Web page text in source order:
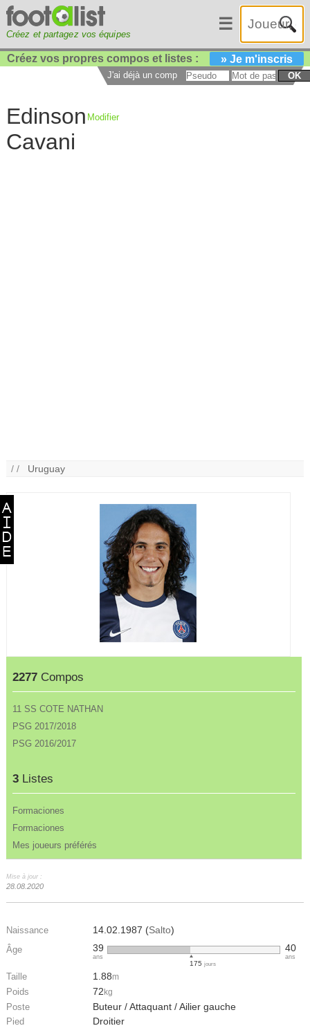
Créez et partagez vos équipes
☰
Créez vos propres compos et listes : » Je m'inscris
J'ai déjà un compte : OK
Edinson
Cavani
Modifier
/ / Uruguay
2277 Compos
11 SS COTE NATHAN
PSG 2017/2018
PSG 2016/2017
3 Listes
Formaciones
Formaciones
Mes joueurs préférés
Mise à jour :
28.08.2020
Naissance 14.02.1987 (Salto)
Âge 39
ans
175 jours
40
ans
Taille 1.88m
Poids 72 kg
Poste Buteur / Attaquant / Ailier gauche
Pied Droitier